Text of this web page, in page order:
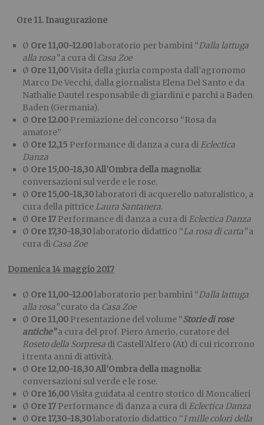
Ore 11. Inaugurazione
Ø Ore 11,00-12.00laboratorio per bambini “Dalla lattuga
alla rosa”a cura di Casa Zoe
Ø Ore 11,00Visita della giuria composta dall’agronomo
Marco De Vecchi, dalla giornalista Elena Del Santo e da
Nathalie Dautel responsabile di giardini e parchi a Baden
Baden (Germania).
Ø Ore 12.00 Premiazione del concorso “Rosa da
amatore”
Ø Ore 12,15 Performance di danza a cura di Eclectica
Danza
Ø Ore 15,00-18,30All’Ombra della magnolia:
conversazioni sul verde e le rose.
Ø Ore 15,00-18,30laboratori di acquerello naturalistico, a
cura della pittrice Laura Santanera.
Ø Ore 17 Performance di danza a cura di Eclectica Danza
Ø Ore 17,30-18,30laboratorio didattico “La rosa di carta”a
cura di Casa Zoe
Domenica 14 maggio 2017
Ø Ore 11,00-12.00laboratorio per bambini “Dalla lattuga
alla rosa”curato da Casa Zoe
Ø Ore 11,00 Presentazione del volume “Storie di rose
antiche”a cura del prof. Piero Amerio, curatore del
Roseto della Sorpresadi Castell’Alfero (At) di cui ricorrono
i trenta anni di attività.
Ø Ore 12,00-18,30All’Ombra della magnolia:
conversazioni sul verde e le rose.
Ø Ore 16,00Visita guidata al centro storico di Moncalieri
Ø Ore 17 Performance di danza a cura di Eclectica Danza
Ø Ore 17,30-18,30laboratorio didattico “I mille colori della